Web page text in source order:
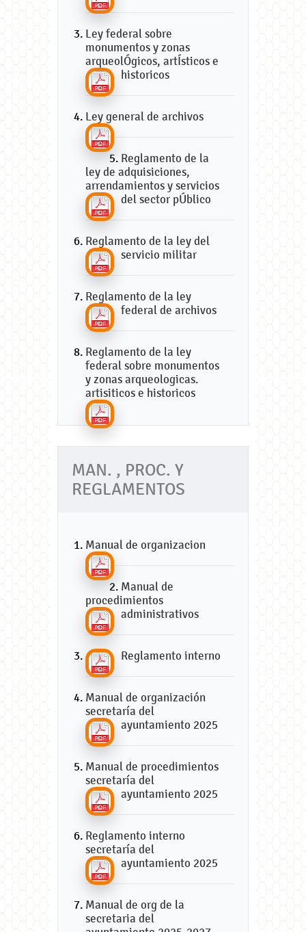
Ley federal sobre
monumentos y zonas
arqueolÓgicos, artÍsticos e
historicos
Ley general de archivos
Reglamento de la
ley de adquisiciones,
arrendamientos y servicios
del sector pÚblico
Reglamento de la ley del
servicio militar
Reglamento de la ley
federal de archivos
Reglamento de la ley
federal sobre monumentos
y zonas arqueologicas.
artisiticos e historicos
MAN. , PROC. Y
REGLAMENTOS
Manual de organizacion
Manual de
procedimientos
administrativos
Reglamento interno
Manual de organización
secretaría del
ayuntamiento 2025
Manual de procedimientos
secretaría del
ayuntamiento 2025
Reglamento interno
secretaría del
ayuntamiento 2025
Manual de org de la
secretaria del